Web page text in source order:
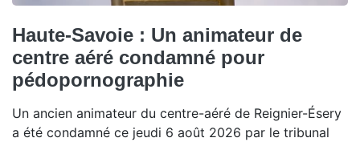
Haute-Savoie : Un animateur de
centre aéré condamné pour
pédopornographie
Un ancien animateur du centre-aéré de Reignier-Ésery
a été condamné ce jeudi 6 août 2026 par le tribunal